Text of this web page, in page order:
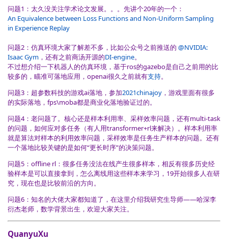
问题1：太久没关注学术论文发展。。。先讲个20年的一个：
An Equivalence between Loss Functions and Non-Uniform Sampling
in Experience Replay
问题2：仿真环境大家了解差不多，比如公众号之前推送的 @NVIDIA:
Isaac Gym ，还有之前商汤开源的DI-engine。
不过想介绍一下机器人的仿真环境，基于ros的gazebo是自己之前用的比
较多的，瞄准可落地应用，openai很久之前就有支持。
问题3：超参数科技的游戏ai落地，参加2021chinajoy ，游戏里面有很多
的实际落地，fps\moba都是商业化落地验证过的。
问题4：老问题了。核心还是样本利用率、采样效率问题，还有multi-task
的问题，如何应对多任务（有人用transformer+rl来解决）。样本利用率
就是算法对样本的利用效率问题，采样效率是任务生产样本的问题。还有
一个落地比较关键的是如何“更长时序”的决策问题。
问题5：offline rl：很多任务没法在线产生很多样本，相反有很多历史经
验样本是可以直接拿到，怎么离线用这些样本来学习，19开始很多人在研
究，现在也是比较前沿的方向。
问题6：知名的大佬大家都知道了，在这里介绍我研究生导师——哈深李
衍杰老师，数学背景出生，欢迎大家关注。
QuanyuXu